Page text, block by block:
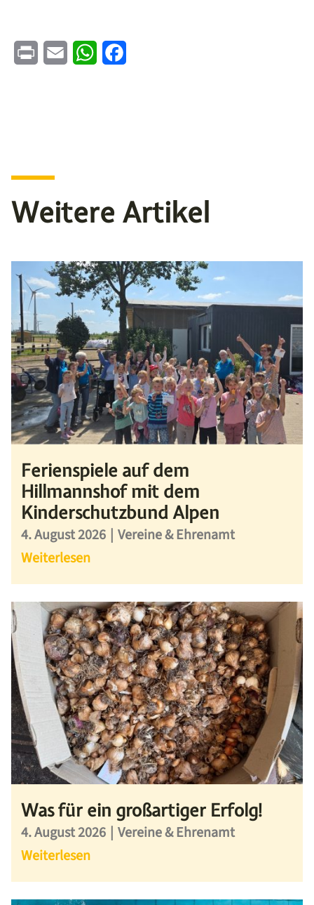
Print Email WhatsApp
Weitere Artikel
Ferienspiele auf dem
Hillmannshof mit dem
Kinderschutzbund Alpen
4. August 2026 | Vereine & Ehrenamt
Weiterlesen
Was für ein großartiger Erfolg!
4. August 2026 | Vereine & Ehrenamt
Weiterlesen